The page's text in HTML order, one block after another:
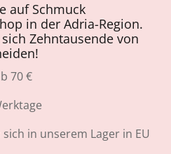
auf Schmuck
in der Adria-Region.
Zehntausende von
70 €
in unserem Lager in EU